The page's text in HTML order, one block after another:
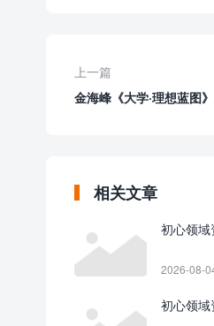
上一篇
金海峰《大学·理想蓝图
相关文章
初心领
2026-08-
初心领